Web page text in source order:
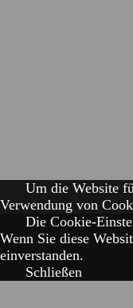
Um die Website
Verwendung von
Die Cookie-
Wenn Sie diese
einverstanden.
Schließen